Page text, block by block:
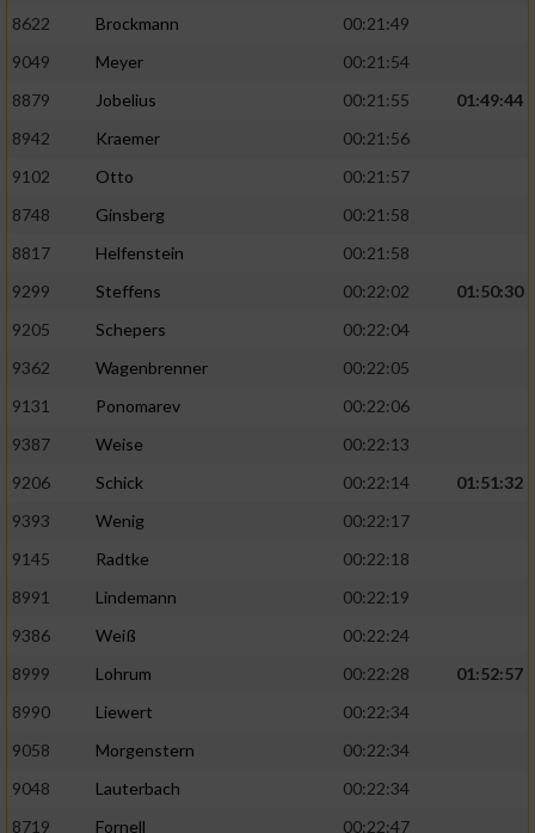
8622
Brockmann
00:21:49
9049
Meyer
00:21:54
8879
Jobelius 00:21:55
01:49:44
8942
Kraemer
00:21:56
9102
Otto
00:21:57
8748
Ginsberg
00:21:58
8817
Helfenstein
00:21:58
9299
Steffens 00:22:02
01:50:30
9205
Schepers
00:22:04
9362
Wagenbrenner
00:22:05
9131
Ponomarev
00:22:06
9387
Weise
00:22:13
9206
Schick 00:22:14
01:51:32
9393
Wenig
00:22:17
9145
Radtke
00:22:18
8991
Lindemann
00:22:19
9386
Weiß
00:22:24
8999
Lohrum 00:22:28
01:52:57
8990
Liewert
00:22:34
9058
Morgenstern
00:22:34
9048
Lauterbach
00:22:34
8719
Fornell
00:22:47